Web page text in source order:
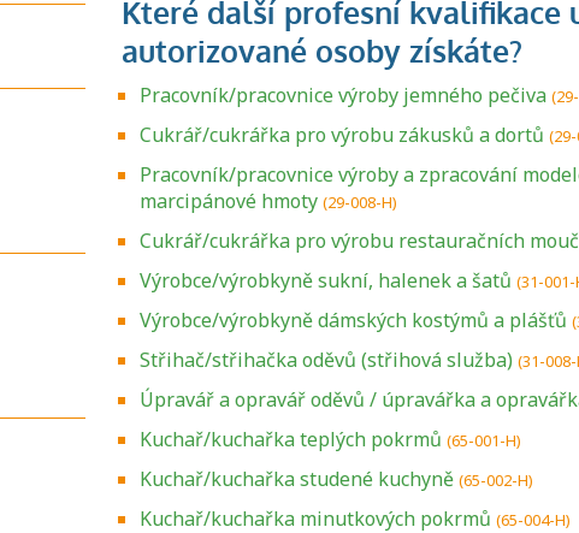
Pracovník/pracovnice výroby jemného pečiva
Cukrář/cukrářka pro výrobu zákusků a dortů
Pracovník/pracovnice výroby a zpracování
marcipánové hmoty (29-008-H)
Cukrář/cukrářka pro výrobu restauračních
Výrobce/výrobkyně sukní, halenek a šatů (31-001-
Výrobce/výrobkyně dámských kostýmů a plášťů
Střihač/střihačka oděvů (střihová služba) (31-008-
Úpravář a opravář oděvů / úpravářka a
Kuchař/kuchařka teplých pokrmů (65-001-H)
Kuchař/kuchařka studené kuchyně (65-002-H)
Kuchař/kuchařka minutkových pokrmů (65-004-H)